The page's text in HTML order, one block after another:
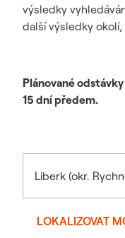
výsledky
další výsledky
Plánované
15 dní předem.
LOKALIZOVAT